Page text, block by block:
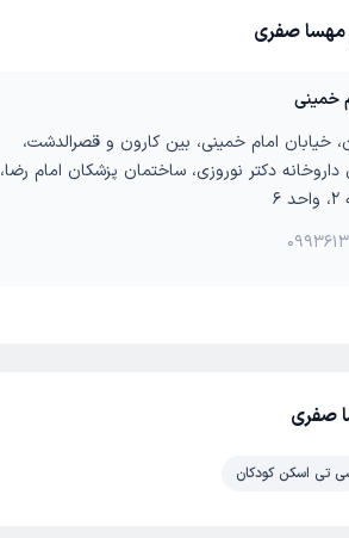
صفری
خمینی
خیابان امام خمینی، بین کارون و قصرالدشت،
داروخانه دکتر نوروزی، ساختمان پزشکان امام رضا،
صفری
تی اسکن کودکان